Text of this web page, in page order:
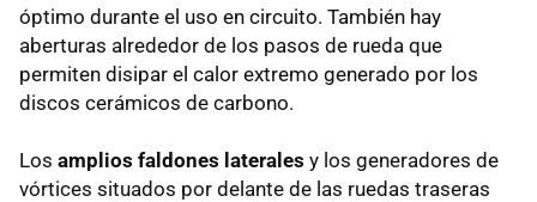
óptimo durante el uso en circuito. También hay
aberturas alrededor de los pasos de rueda que
permiten disipar el calor extremo generado por los
discos cerámicos de carbono.
Los amplios faldones laterales y los generadores de
vórtices situados por delante de las ruedas traseras